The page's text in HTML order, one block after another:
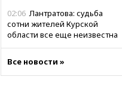
02:06 Лантратова: судьба
сотни жителей Курской
области все еще неизвестна
сохранить мобилизационный
ресурс для Украины
Все новости »